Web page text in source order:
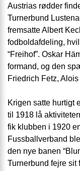
Austrias rødder
Turnerbund
fremsatte Albert
fodboldafdeling,
“Freihof”. Oskar
formand, og den
Friedrich Fetz,
Krigen satte hurtigt
til 1918 lå
fik klubben i 1920
Fussballverband
den nye banen
Turnerbund fejre sit